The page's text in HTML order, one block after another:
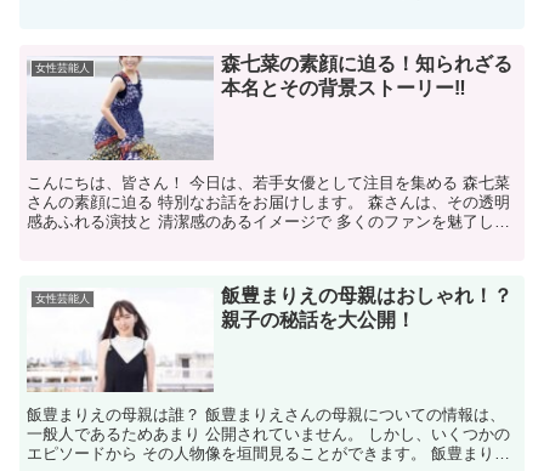
女性芸能人
森七菜の素顔に迫る！知られざる
本名とその背景ストーリー‼
こんにちは、皆さん！ 今日は、若手女優として注目を集める 森七菜
さんの素顔に迫る 特別なお話をお届けします。 森さんは、その透明
感あふれる演技と 清潔感のあるイメージで 多くのファンを魅了して
女性芸能人
飯豊まりえの母親はおしゃれ！？
親子の秘話を大公開！
飯豊まりえの母親は誰？ 飯豊まりえさんの母親についての情報は、
一般人であるためあまり 公開されていません。 しかし、いくつかの
エピソードから その人物像を垣間見ることができます。 飯豊まりえ